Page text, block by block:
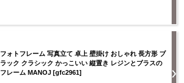
フォトフレーム 写真立て 卓上 壁掛け おしゃれ 長方形 ブ
ラック クラシック かっこいい 縦置き レジンとブラスの
フレーム MANOJ [gfc2961]